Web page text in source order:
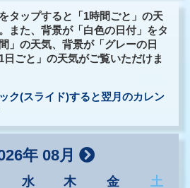
タップすると「1時間ごと」の天
また、背景が「白色の日付」をタ
」の天気、背景が「グレーの日
ごと」の天気がご覧いただけま
ク(スライド)すると翌月のカレン
年 08月
水 木 金
土